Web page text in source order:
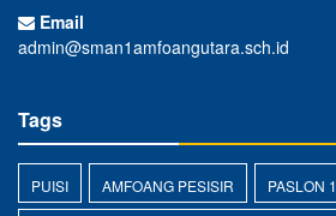
Email
admin@sman1amfoangutara.sch.id
Tags
PUISI AMFOANG PESISIR PASLON 1